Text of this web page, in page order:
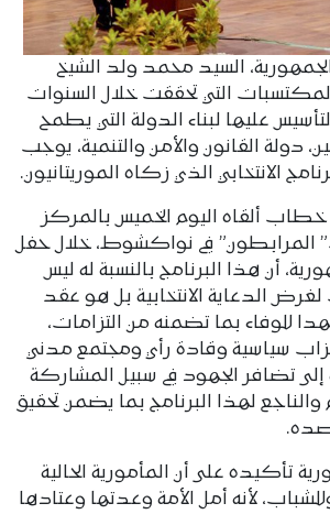
السيد محمد ولد الشيخ
المكتسبات التي تحققت خلال السنوات
عليها لبناء الدولة التي يطمح
دولة القانون والأمن والتنمية، يوجب
الانتخابي الذي زكاه الموريتانيون.
ألقاه اليوم الخميس بالمركز
المرابطون” في نواكشوط، خلال حفل
أن هذا البرنامج بالنسبة له ليس
الدعاية الانتخابية بل هو عقد
للوفاء بما تضمنه من التزامات،
سياسية وقادة رأي ومجتمع مدني
إلى تضافر الجهود في سبيل المشاركة
لهذا البرنامج بما يضمن تحقيق
تأكيده على أن المأمورية الحالية
لأنه أمل الأمة وعدتها وعتادها